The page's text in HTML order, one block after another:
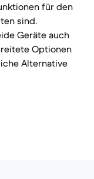
für den
sind.
Geräte auch
Optionen
Alternative